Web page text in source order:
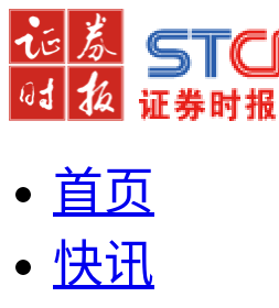
首页
快讯